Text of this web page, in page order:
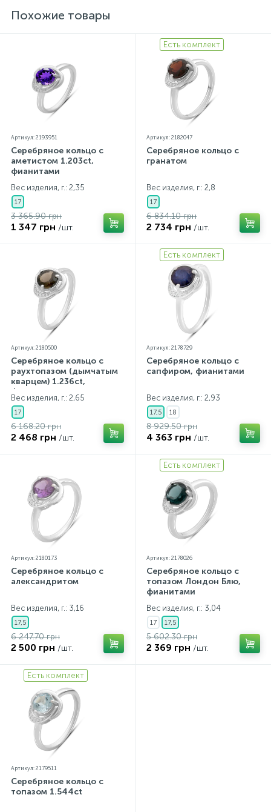
Похожие товары
Артикул: 2193951
Серебряное кольцо с
аметистом 1.203ct,
фианитами
Вес изделия, г.: 2,35
17
3 365.90 грн
1 347 грн /шт.
Есть комплект
Артикул: 2182047
Серебряное кольцо с
гранатом
Вес изделия, г.: 2,8
17
6 834.10 грн
2 734 грн /шт.
Артикул: 2180500
Серебряное кольцо с
раухтопазом (дымчатым
кварцем) 1.236ct,
фианитами
Вес изделия, г.: 2,65
17
6 168.20 грн
2 468 грн /шт.
Есть комплект
Артикул: 2178729
Серебряное кольцо с
сапфиром, фианитами
Вес изделия, г.: 2,93
17,5 18
8 929.50 грн
4 363 грн /шт.
Артикул: 2180173
Серебряное кольцо с
александритом
Вес изделия, г.: 3,16
17,5
6 247.70 грн
2 500 грн /шт.
Есть комплект
Артикул: 2178026
Серебряное кольцо с
топазом Лондон Блю,
фианитами
Вес изделия, г.: 3,04
17 17,5
5 602.30 грн
2 369 грн /шт.
Есть комплект
Артикул: 2179511
Серебряное кольцо с
топазом 1.544ct